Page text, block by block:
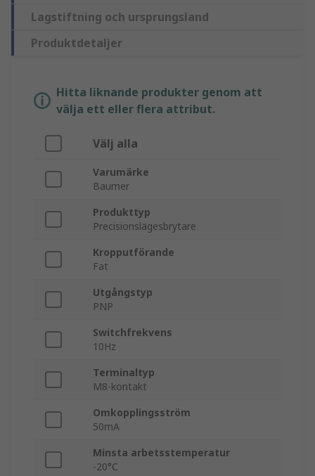
Lagstiftning och ursprungsland
Produktdetaljer
Hitta liknande produkter genom att
välja ett eller flera attribut.
Välj alla
Varumärke
Baumer
Produkttyp
Precisionslägesbrytare
Kropputförande
Fat
Utgångstyp
PNP
Switchfrekvens
10Hz
Terminaltyp
M8-kontakt
Omkopplingsström
50mA
Minsta arbetsstemperatur
-20°C